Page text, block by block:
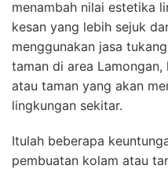
menambah nilai estetika
kesan yang lebih sejuk
menggunakan jasa
taman di area
atau taman yang akan
lingkungan sekitar.
Itulah beberapa
pembuatan kolam atau